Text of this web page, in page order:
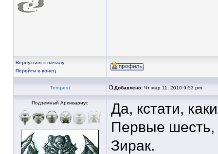
Вернуться к началу
Перейти в конец
Tempest Добавлено: Чт мар 11, 2010 9:53 pm
Подземный Архивариус
Да, кстати,
Первые
Зирак.